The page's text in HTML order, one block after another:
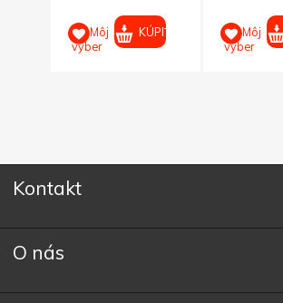
Môj
výber
KÚPIŤ
Môj
výber
Kontakt
O nás